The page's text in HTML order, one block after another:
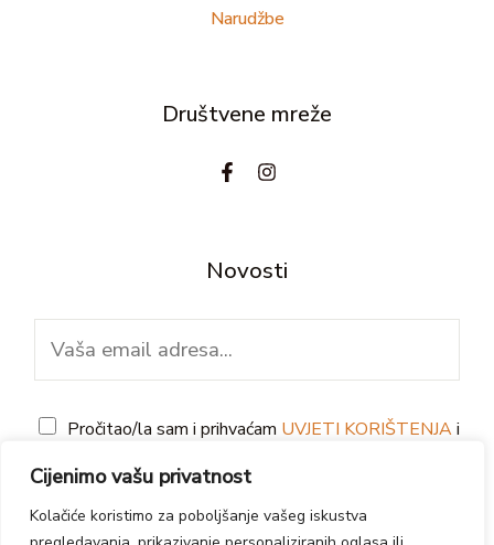
Cijenimo vašu privatnost
Kolačiće koristimo za poboljšanje vašeg iskustva
Narudžbe
Društvene mreže
Novosti
G
P
R
Pročitao/la sam i prihvaćam UVJETI KORIŠTENJAi
PRETPLATI SE